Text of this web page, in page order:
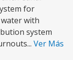
for
with
system
Ver Más